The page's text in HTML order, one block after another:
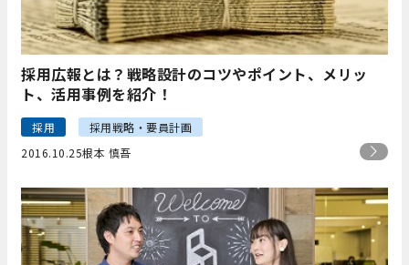
採用広報とは？戦略設計のコツやポイント、メリッ
ト、活用事例を紹介！
採用
採用戦略・要員計画
2016.10.25根本 慎吾